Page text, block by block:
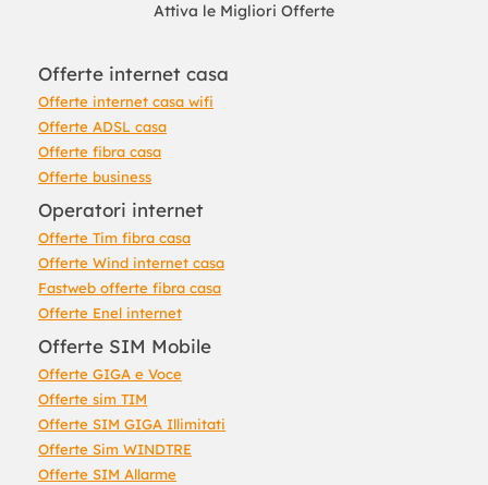
Attiva le Migliori Offerte
Offerte internet casa
Offerte internet casa wifi
Offerte ADSL casa
Offerte fibra casa
Offerte business
Operatori internet
Offerte Tim fibra casa
Offerte Wind internet casa
Fastweb offerte fibra casa
Offerte Enel internet
Offerte SIM Mobile
Offerte GIGA e Voce
Offerte sim TIM
Offerte SIM GIGA Illimitati
Offerte Sim WINDTRE
Offerte SIM Allarme